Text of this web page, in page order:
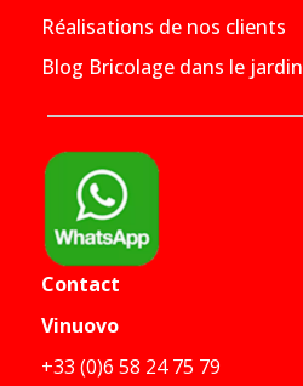
Réalisations de nos clients
Blog Bricolage dans le jardin
Contact
Vinuovo
+33 (0)6 58 24 75 79